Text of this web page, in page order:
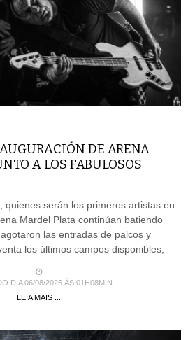
DE ARENA
A LOS FABULOSOS
quienes serán los primeros artistas en
Mardel Plata continúan batiendo
las entradas de palcos y
los últimos campos disponibles,
DIA 06/08/2026 ÀS 01H08MIN
LEIA MAIS ...